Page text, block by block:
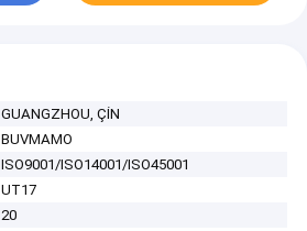
GUANGZHOU, ÇİN
BUVMAMO
ISO9001/ISO14001/ISO45001
UT17
20